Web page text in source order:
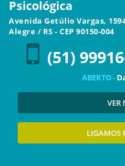
Psicológica
Avenida Getúlio Vargas,
Alegre / RS - CEP 90150-004
(51)
ABERTO -
VER
LIGAMOS